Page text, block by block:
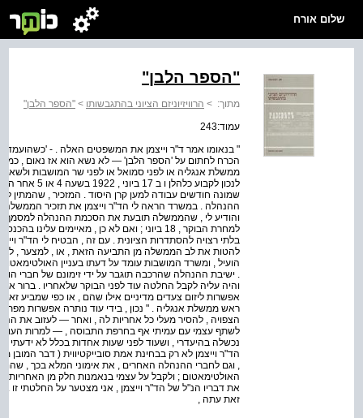
שלום אורח
"הספר הלבן"
מתוך: > הרוויזיוניזם הציוני בהתגבשותו > "הספר הלבן"
עמוד:243
" בנאומו אמר ד"ר וייצמן את המשפטים האלה . - 'כשהועמד הא'
הכרח לחתום על 'הספר הלבן' — לא נשא הוא אז נאום , כמו
ממשלת אנגליה או לפני סמואל או לפני שר המושבות
לנכון לקבוע
שמונה חודשים עבודה למען קרן היסוד . המזכיר , שהמתין
והודיע לי , שהממשלה תובעת את הסכמת ההנהלה למסמך
למחרת הבוקר , 18 ביוני ; ואם לא כן , מאיימים
בלתי רצויה להסתדרות הציונית . עם זה , הבטיח לי הד"ר
להטות את לב הממשלה מן התביעה הזאת , או , למצער ,
הועיל , ומשרד המושבות עומד על דעתו בעניין
. ישיבת ההנהלה שהרכבה תוגבר על ידי זימונם של חברי
והיה עליה לקבל החלטה עוד לפני הבוקר שלאחריו . ברור
אפשרות ליזום צעדים מדיניים אילו שהם , או כפי שמביע
ראש ממשלת אנגליה . " נכון , בידי עוד נותרה אפשרות
הצפויה , להסיר מעלי כל אחריות לה , ואחר — לעזוב את
לשתף עצמי עם עמיתי אף בחרפת התבוסה , — למרות
נכשלה בהיעדרי , ושעוד לפני שעות אחדות בכלל לא ידעתי
הד"ר וייצמן לא רק בבחינת אמת סובייקטיווית ( דבר המובן
, וגם לחברי ההנהלה האחרים , את אימוני המלא בכך ,
האולטימאטום ; ולקבל על עצמי בנאמנות חלק מן
את דבריו הנ"ל של הד"ר וייצמן , אני מצטער על החלטתי זו
זאת עתה ,